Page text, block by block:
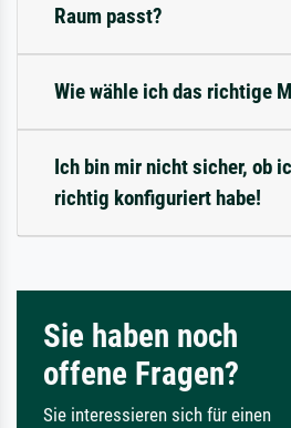
Raum passt?
Wie wähle ich das richtige
Ich bin mir nicht sicher, ob
richtig konfiguriert habe!
Sie haben noch
offene Fragen?
Sie interessieren sich für einen